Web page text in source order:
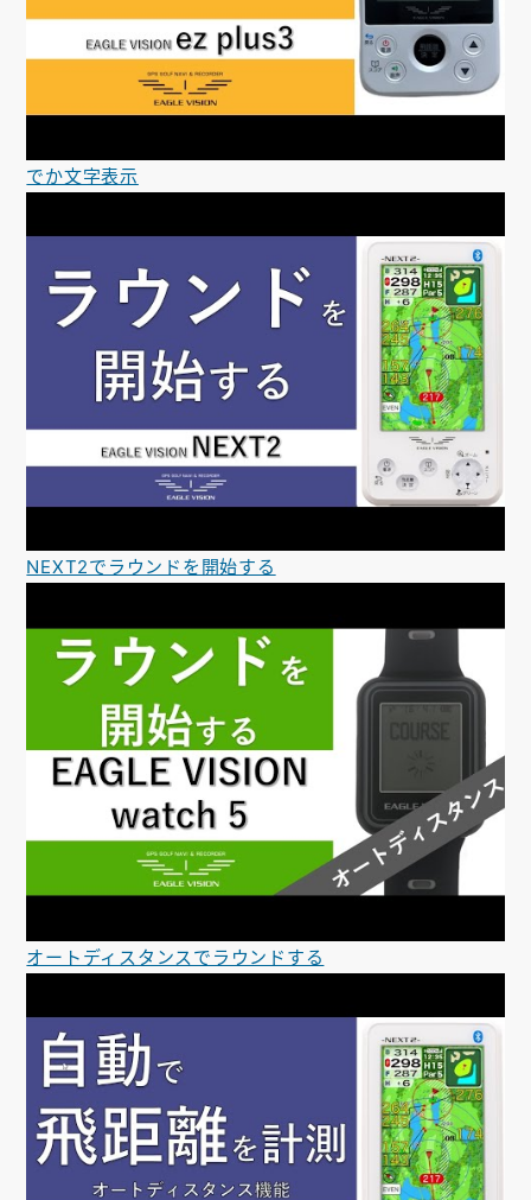
でか文字表示
NEXT2でラウンドを開始する
オートディスタンスでラウンドする